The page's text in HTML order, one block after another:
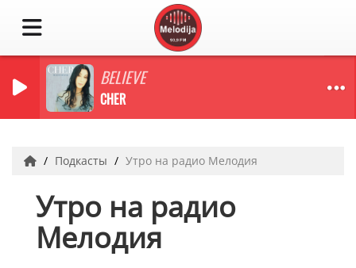
BELIEVE
CHER
Подкасты Утро на радио Мелодия
Утро на радио
Мелодия